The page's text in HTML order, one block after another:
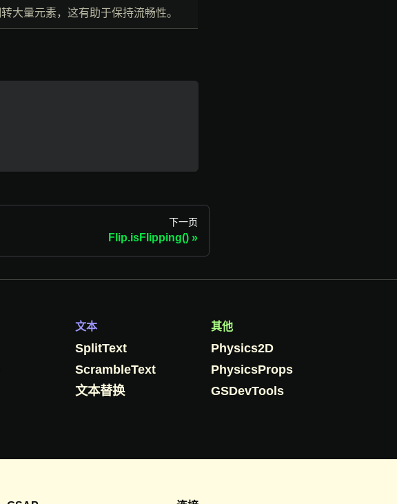
大量元素，这有助于保持流畅性。
下一页
Flip.isFlipping()
文本
SplitText
ScrambleText
文本替换
其他
Physics2D
PhysicsProps
GSDevTools